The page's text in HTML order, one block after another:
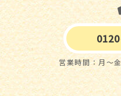
営業時間：月～